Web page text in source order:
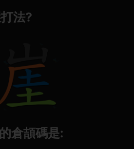
法?
倉頡碼是: